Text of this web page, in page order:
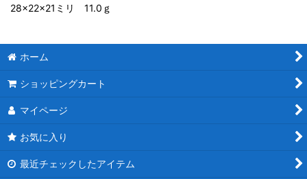
28×22×21ミリ 11.0ｇ
ホーム
ショッピングカート
マイページ
お気に入り
最近チェックしたアイテム